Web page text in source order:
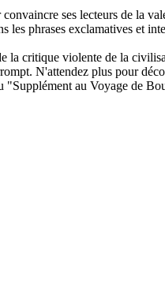
ses lecteurs de la
les phrases exclamatives et
la critique violente de la
N'attendez plus pour
"Supplément au Voyage de